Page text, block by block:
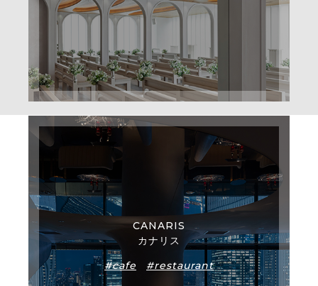
CANARIS
カナリス
#cafe
#restaurant